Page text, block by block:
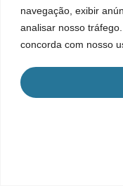
navegação, exibir
analisar nosso
concorda com nosso